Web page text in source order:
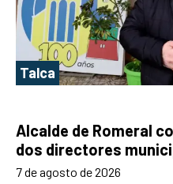
Talca
Alcalde de Romeral
dos directores
7 de agosto de 2026